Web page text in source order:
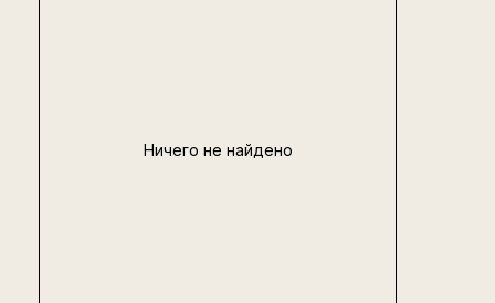
Ничего не найдено